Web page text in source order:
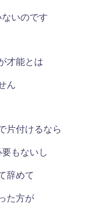
いのです
才能とは
ん
片付けるなら
もないし
辞めて
た方が